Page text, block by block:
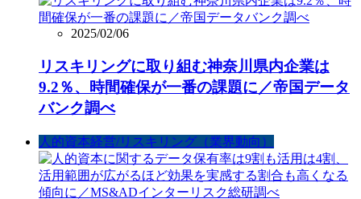
2025/02/06
リスキリングに取り組む神奈川県内企業は
9.2％、時間確保が一番の課題に／帝国データ
バンク調べ
人的資本経営/リスキリング（業界動向）